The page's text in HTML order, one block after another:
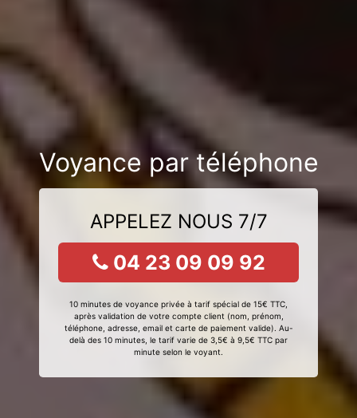
Voyance par téléphone
APPELEZ NOUS 7/7
04 23 09 09 92
10 minutes de voyance privée à tarif spécial de 15€ TTC,
après validation de votre compte client (nom, prénom,
téléphone, adresse, email et carte de paiement valide). Au-
delà des 10 minutes, le tarif varie de 3,5€ à 9,5€ TTC par
minute selon le voyant.